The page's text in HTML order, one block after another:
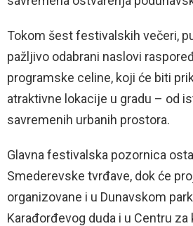
Tokom šest festivalskih večeri,
pažljivo odabrani naslovi
programske celine, koji će biti
atraktivne lokacije u gradu – od
savremenih urbanih prostora.
Glavna festivalska pozornica
Smederevske tvrđave, dok će
organizovane i u Dunavskom
Karađorđevog duda i u Centru